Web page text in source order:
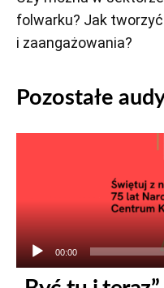
folwarku? Jak
i zaangażowania?
Pozostałe
00:00